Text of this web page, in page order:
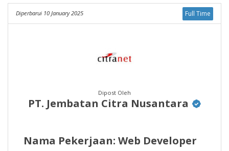
Diperbarui 10 January 2025 Full Time
Dipost Oleh
PT. Jembatan Citra Nusantara
Nama Pekerjaan: Web Developer